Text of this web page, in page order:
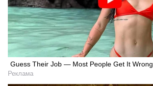
Guess Their Job — Most People Get It Wrong
Реклама